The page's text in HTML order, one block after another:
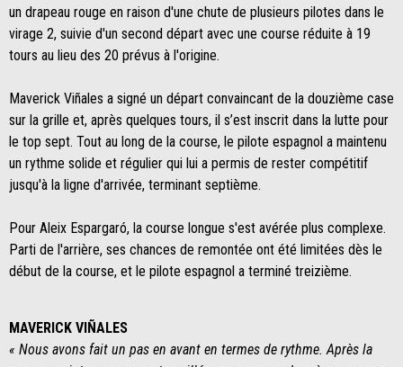
un drapeau rouge en raison d'une chute de plusieurs pilotes dans le
virage 2, suivie d'un second départ avec une course réduite à 19
tours au lieu des 20 prévus à l'origine.
Maverick Viñales a signé un départ convaincant de la douzième case
sur la grille et, après quelques tours, il s’est inscrit dans la lutte pour
le top sept. Tout au long de la course, le pilote espagnol a maintenu
un rythme solide et régulier qui lui a permis de rester compétitif
jusqu'à la ligne d'arrivée, terminant septième.
Pour Aleix Espargaró, la course longue s'est avérée plus complexe.
Parti de l'arrière, ses chances de remontée ont été limitées dès le
début de la course, et le pilote espagnol a terminé treizième.
MAVERICK VIÑALES
« Nous avons fait un pas en avant en termes de rythme. Après la